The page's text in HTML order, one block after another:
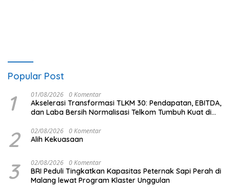
Popular Post
1 01/08/2026 0 Komentar
Akselerasi Transformasi TLKM 30: Pendapatan, EBITDA,
dan Laba Bersih Normalisasi Telkom Tumbuh Kuat di
2 02/08/2026 0 Komentar
Alih Kekuasaan
3 02/08/2026 0 Komentar
BRI Peduli Tingkatkan Kapasitas Peternak Sapi Perah di
Malang lewat Program Klaster Unggulan